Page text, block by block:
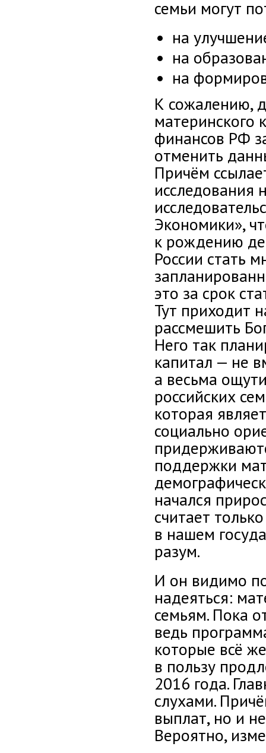
семьи могут
на
на
на
К сожалению,
материнского
финансов РФ
отменить
Причём
исследования
Экономики»,
к рождению
России стать
это за срок
Тут приходит
рассмешить
Него так
капитал — не
а весьма
российских
которая
социально
поддержки
начался
считает
в нашем
разум.
И он видимо
надеяться:
семьям. Пока
ведь
которые всё
в пользу
2016 года.
слухами.
выплат, но и
Вероятно,